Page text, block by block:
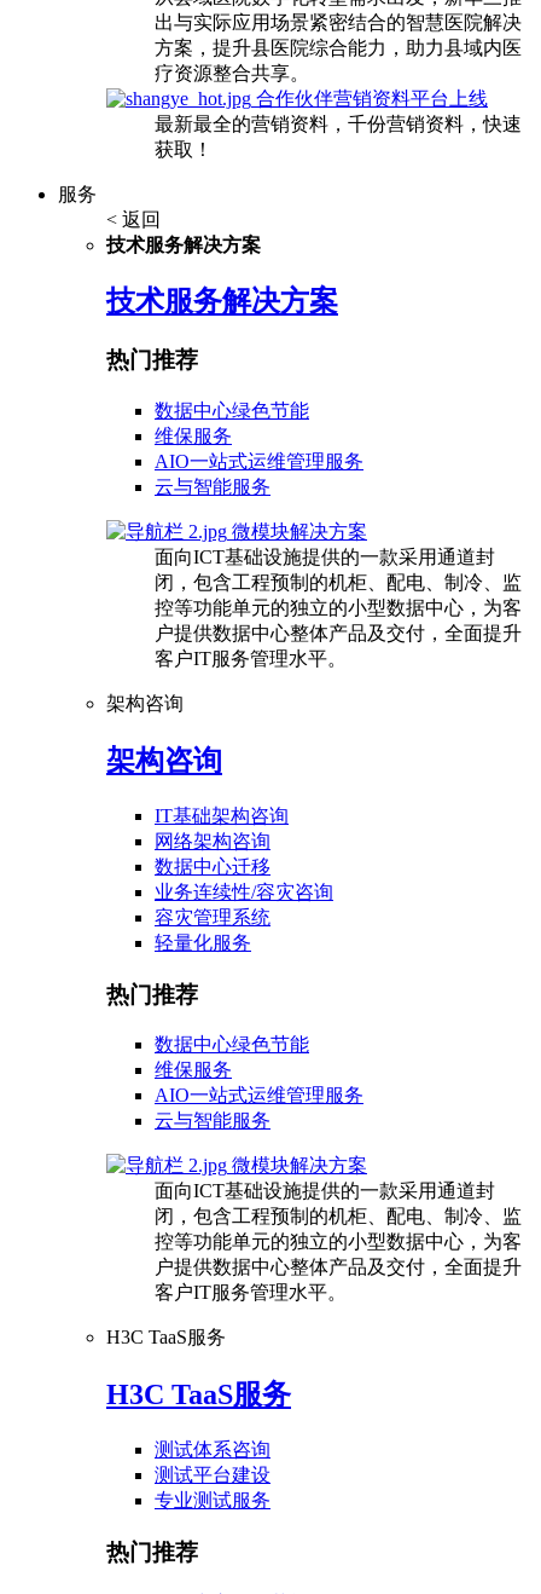
出与实际应用场景紧密结合的智慧医院解决
方案，提升县医院综合能力，助力县域内医
疗资源整合共享。
合作伙伴营销资料平台上线
最新最全的营销资料，千份营销资料，快速
获取！
服务
< 返回
技术服务解决方案
技术服务解决方案
热门推荐
数据中心绿色节能
维保服务
AIO一站式运维管理服务
云与智能服务
微模块解决方案
面向ICT基础设施提供的一款采用通道封
闭，包含工程预制的机柜、配电、制冷、监
控等功能单元的独立的小型数据中心，为客
户提供数据中心整体产品及交付，全面提升
客户IT服务管理水平。
架构咨询
架构咨询
IT基础架构咨询
网络架构咨询
数据中心迁移
业务连续性/容灾咨询
容灾管理系统
轻量化服务
热门推荐
数据中心绿色节能
维保服务
AIO一站式运维管理服务
云与智能服务
微模块解决方案
面向ICT基础设施提供的一款采用通道封
闭，包含工程预制的机柜、配电、制冷、监
控等功能单元的独立的小型数据中心，为客
户提供数据中心整体产品及交付，全面提升
客户IT服务管理水平。
H3C TaaS服务
H3C TaaS服务
测试体系咨询
测试平台建设
专业测试服务
热门推荐